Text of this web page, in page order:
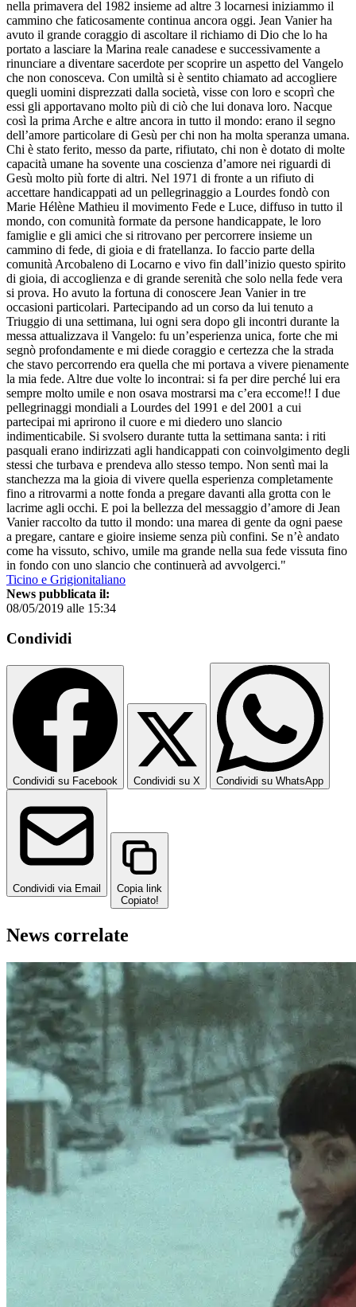
nella primavera del 1982 insieme ad altre 3 locarnesi iniziammo il
cammino che faticosamente continua ancora oggi. Jean Vanier ha
avuto il grande coraggio di ascoltare il richiamo di Dio che lo ha
portato a lasciare la Marina reale canadese e successivamente a
rinunciare a diventare sacerdote per scoprire un aspetto del Vangelo
che non conosceva. Con umiltà si è sentito chiamato ad accogliere
quegli uomini disprezzati dalla società, visse con loro e scoprì che
essi gli apportavano molto più di ciò che lui donava loro. Nacque
così la prima Arche e altre ancora in tutto il mondo: erano il segno
dell’amore particolare di Gesù per chi non ha molta speranza umana.
Chi è stato ferito, messo da parte, rifiutato, chi non è dotato di molte
capacità umane ha sovente una coscienza d’amore nei riguardi di
Gesù molto più forte di altri. Nel 1971 di fronte a un rifiuto di
accettare handicappati ad un pellegrinaggio a Lourdes fondò con
Marie Hélène Mathieu il movimento Fede e Luce, diffuso in tutto il
mondo, con comunità formate da persone handicappate, le loro
famiglie e gli amici che si ritrovano per percorrere insieme un
cammino di fede, di gioia e di fratellanza. Io faccio parte della
comunità Arcobaleno di Locarno e vivo fin dall’inizio questo spirito
di gioia, di accoglienza e di grande serenità che solo nella fede vera
si prova. Ho avuto la fortuna di conoscere Jean Vanier in tre
occasioni particolari. Partecipando ad un corso da lui tenuto a
Triuggio di una settimana, lui ogni sera dopo gli incontri durante la
messa attualizzava il Vangelo: fu un’esperienza unica, forte che mi
segnò profondamente e mi diede coraggio e certezza che la strada
che stavo percorrendo era quella che mi portava a vivere pienamente
la mia fede. Altre due volte lo incontrai: si fa per dire perché lui era
sempre molto umile e non osava mostrarsi ma c’era eccome!! I due
pellegrinaggi mondiali a Lourdes del 1991 e del 2001 a cui
partecipai mi aprirono il cuore e mi diedero uno slancio
indimenticabile. Si svolsero durante tutta la settimana santa: i riti
pasquali erano indirizzati agli handicappati con coinvolgimento degli
stessi che turbava e prendeva allo stesso tempo. Non sentì mai la
stanchezza ma la gioia di vivere quella esperienza completamente
fino a ritrovarmi a notte fonda a pregare davanti alla grotta con le
lacrime agli occhi. E poi la bellezza del messaggio d’amore di Jean
Vanier raccolto da tutto il mondo: una marea di gente da ogni paese
a pregare, cantare e gioire insieme senza più confini. Se n’è andato
come ha vissuto, schivo, umile ma grande nella sua fede vissuta fino
in fondo con uno slancio che continuerà ad avvolgerci."
Ticino e Grigionitaliano
News pubblicata il:
08/05/2019 alle 15:34
Condividi
Condividi su Facebook Condividi su X Condividi su WhatsApp
Condividi via Email
Copia link
Copiato!
News correlate